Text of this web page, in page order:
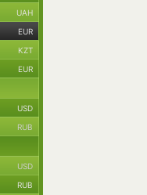
UAH
EUR
KZT
EUR
USD
RUB
USD
RUB